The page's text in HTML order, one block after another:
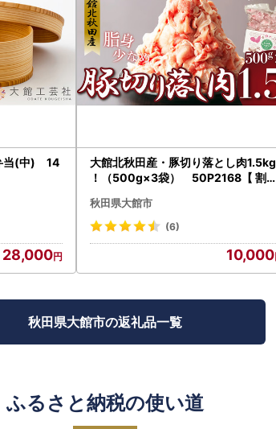
当(中) 14
28,000
大館北秋田産・豚切り落とし肉1.5kg
！（500g×3袋） 50P2168【 割烹
秋田県大館市
(6)
10,000
秋田県大館市の返礼品一覧
ふるさと納税の使い道